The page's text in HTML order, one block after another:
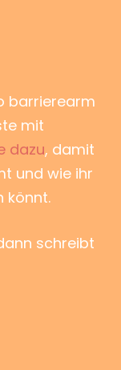
barrierearm
mit
dazu, damit
und wie ihr
könnt.
schreibt